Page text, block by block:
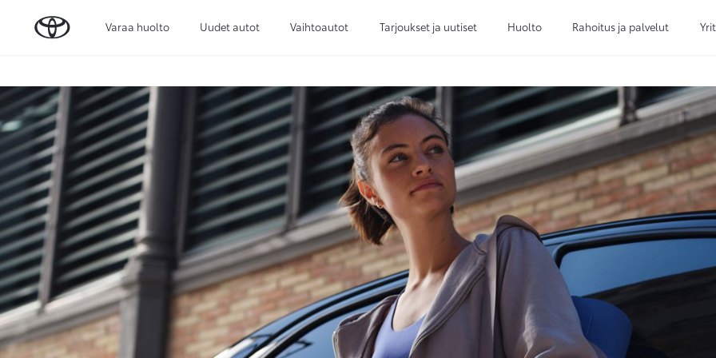
Varaa huolto Uudet autot Vaihtoautot Tarjoukset ja uutiset Huolto Rahoitus ja palvelut